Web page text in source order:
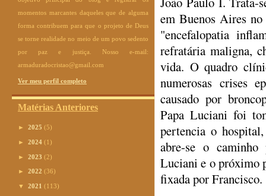
momentos marcantes daqueles que de alguma
forma contribuem para que o projeto de Deus
se torne realidade no meio de um povo sedento
por paz e justiça. Nosso e-mail:
armaduradocristao@gmail.com
Ver meu perfil completo
Matérias Anteriores
► 2025 (5)
► 2024 (1)
► 2023 (2)
► 2022 (36)
▼ 2021 (113)
em Buenos Aires
"encefalopatia
refratária maligna,
vida. O quadro
numerosas crises
causado por
Papa Luciani foi
pertencia o
abre-se o
Luciani e o próximo
fixada por Francisco.